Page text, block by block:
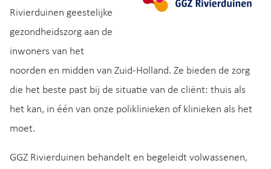
Rivierduinen geestelijke
gezondheidszorg aan de
inwoners van het
noorden en midden van Zuid-Holland. Ze bieden de zorg
die het beste past bij de situatie van de cliënt: thuis als
het kan, in één van onze poliklinieken of klinieken als het
moet.
GGZ Rivierduinen behandelt en begeleidt volwassenen,